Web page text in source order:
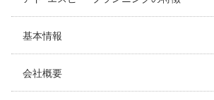
基本情報
会社概要